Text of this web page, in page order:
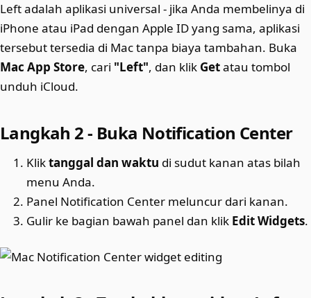
Left adalah aplikasi universal - jika Anda membelinya di
iPhone atau iPad dengan Apple ID yang sama, aplikasi
tersebut tersedia di Mac tanpa biaya tambahan. Buka
Mac App Store, cari "Left", dan klik Getatau tombol
unduh iCloud.
Langkah 2 - Buka Notification Center
Kliktanggal dan waktu di sudut kanan atas bilah
menu Anda.
Panel Notification Center meluncur dari kanan.
Gulir ke bagian bawah panel dan klik Edit Widgets.